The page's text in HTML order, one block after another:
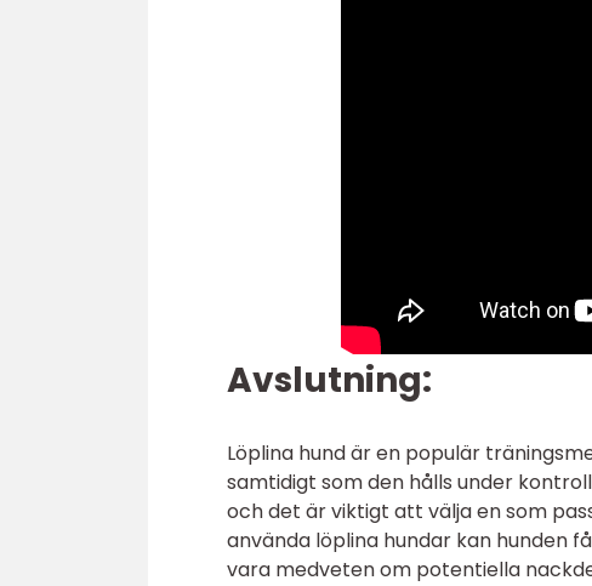
Avslutning:
Löplina hund är en populär
samtidigt som den hålls under
och det är viktigt att välja en som
använda löplina hundar kan hunden
vara medveten om potentiella